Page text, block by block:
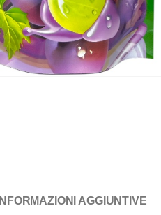
INFORMAZIONI AGGIUNTIVE